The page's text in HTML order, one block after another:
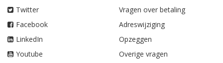
Twitter
Facebook
LinkedIn
Youtube
Vragen over betaling
Adreswijziging
Opzeggen
Overige vragen